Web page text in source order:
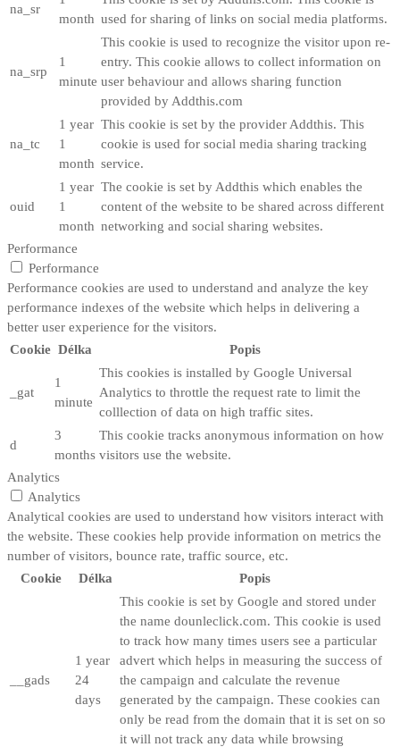
na_sr
month used for sharing of links on social media platforms.
na_srp
1
minute
This cookie is used to recognize the visitor upon re-
entry. This cookie allows to collect information on
user behaviour and allows sharing function
provided by Addthis.com
na_tc
1 year
1
month
This cookie is set by the provider Addthis. This
cookie is used for social media sharing tracking
service.
ouid
1 year
1
month
The cookie is set by Addthis which enables the
content of the website to be shared across different
networking and social sharing websites.
Performance
Performance
Performance cookies are used to understand and analyze the key
performance indexes of the website which helps in delivering a
better user experience for the visitors.
Cookie Délka Popis
_gat
1
minute
This cookies is installed by Google Universal
Analytics to throttle the request rate to limit the
colllection of data on high traffic sites.
d
3
months
This cookie tracks anonymous information on how
visitors use the website.
Analytics
Analytics
Analytical cookies are used to understand how visitors interact with
the website. These cookies help provide information on metrics the
number of visitors, bounce rate, traffic source, etc.
Cookie
Délka Popis
__gads
1 year
24
days
This cookie is set by Google and stored under
the name dounleclick.com. This cookie is used
to track how many times users see a particular
advert which helps in measuring the success of
the campaign and calculate the revenue
generated by the campaign. These cookies can
only be read from the domain that it is set on so
it will not track any data while browsing